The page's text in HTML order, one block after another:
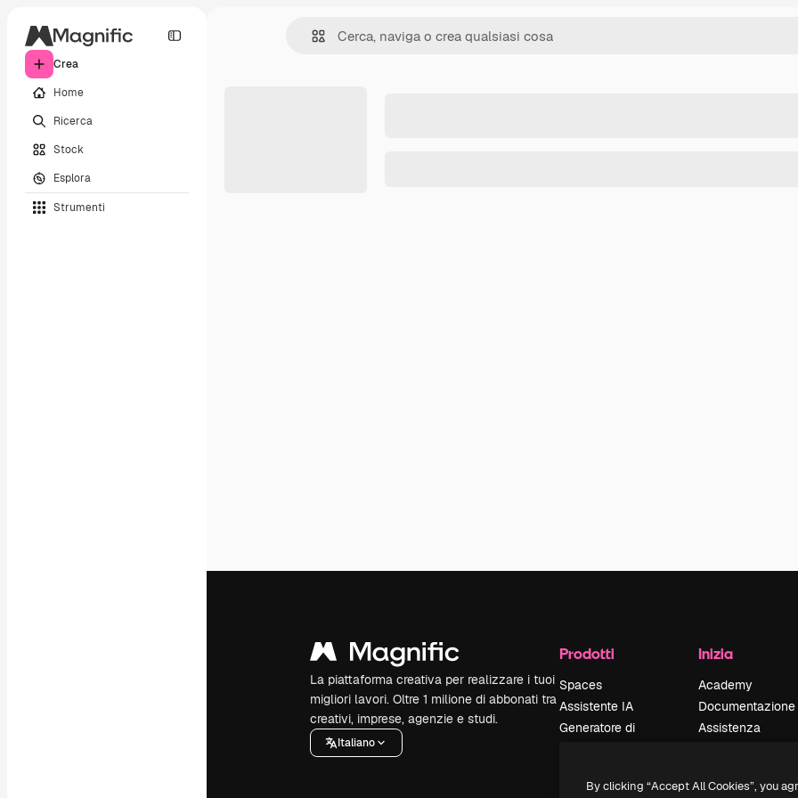
Crea
Home
Ricerca
Stock
Esplora
Strumenti
La piattaforma creativa per realizzare i tuoi
migliori lavori. Oltre 1 milione di abbonati tra
creativi, imprese, agenzie e studi.
Italiano
Prodotti
Spaces
Assistente IA
Generatore di
Inizia
Academy
Documentazione
Assistenza
Politica sulla
By clicking “Accept All Cookies”, you